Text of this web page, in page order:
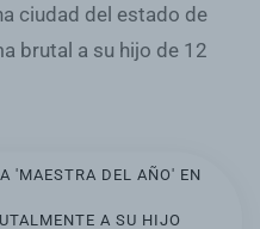
ciudad del estado de
brutal a su hijo de 12
'MAESTRA DEL AÑO' EN
A SU HIJO